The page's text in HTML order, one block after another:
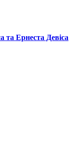
Ернеста Девіса